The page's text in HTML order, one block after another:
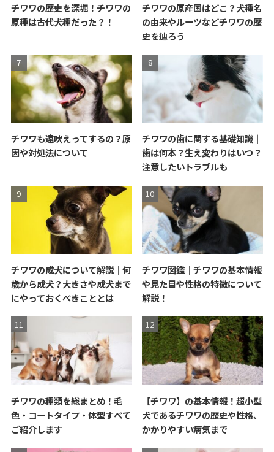
チワワの歴史を深堀！チワワの
原種は古代犬種だった？！
チワワの原産国はどこ？犬種名
の由来やルーツなどチワワの歴
史を辿ろう
チワワも遠吠えってするの？原
因や対処法について
チワワの歯に関する基礎知識｜
歯は何本？生え変わりはいつ？
注意したいトラブルも
チワワの成犬について解説｜何
歳から成犬？大きさや成犬まで
にやっておくべきこととは
チワワ図鑑｜チワワの基本情報
や見た目や性格の特徴について
解説！
チワワの種類を総まとめ！毛
色・コートタイプ・体型すべて
ご紹介します
【チワワ】の基本情報！超小型
犬であるチワワの歴史や性格、
かかりやすい病気まで